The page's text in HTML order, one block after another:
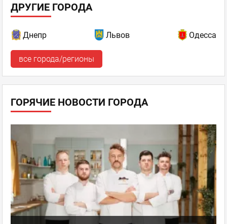
ДРУГИЕ ГОРОДА
Днепр Львов Одесса
все города/регионы
ГОРЯЧИЕ НОВОСТИ ГОРОДА